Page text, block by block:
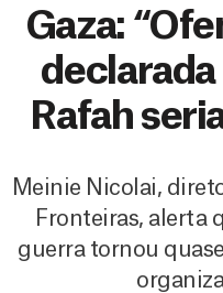
Gaza:
Rafah
Meinie Nicolai,
Fronteiras, alerta
guerra tornou